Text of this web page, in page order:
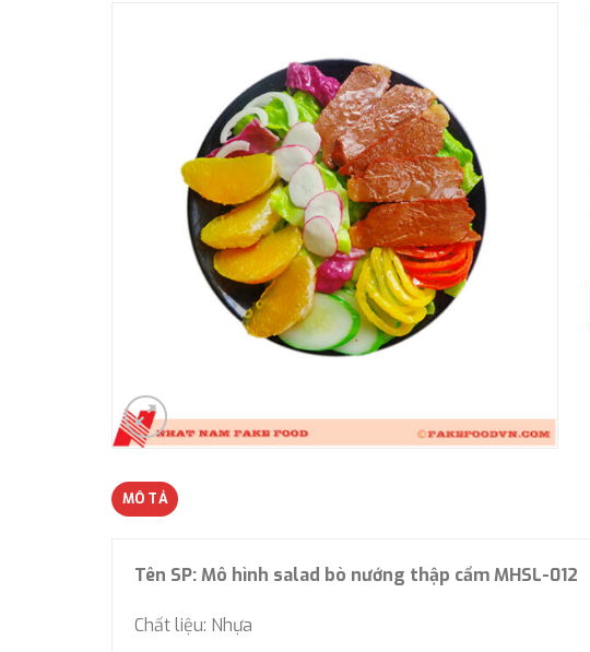
MÔ TẢ
Tên SP: Mô hình salad bò nướng thập cẩm MHSL-012
Chất liệu: Nhựa